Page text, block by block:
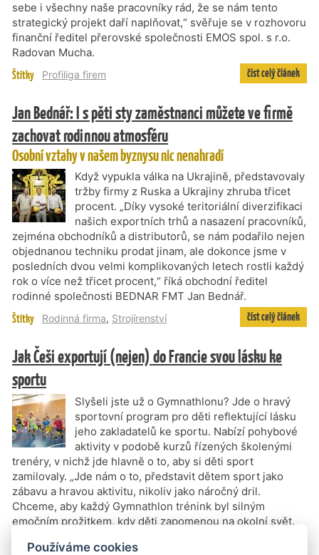
sebe i všechny naše pracovníky rád, že se nám tento
strategický projekt daří naplňovat,“ svěřuje se v rozhovoru
finanční ředitel přerovské společnosti EMOS spol. s r.o.
Radovan Mucha.
Štítky Profiliga firem číst celý článek
Jan Bednář: I s pěti sty zaměstnanci můžete ve firmě
zachovat rodinnou atmosféru
Osobní vztahy v našem byznysu nic nenahradí
Když vypukla válka na Ukrajině, představovaly
tržby firmy z Ruska a Ukrajiny zhruba třicet
procent. „Díky vysoké teritoriální diverzifikaci
našich exportních trhů a nasazení pracovníků,
zejména obchodníků a distributorů, se nám podařilo nejen
objednanou techniku prodat jinam, ale dokonce jsme v
posledních dvou velmi komplikovaných letech rostli každý
rok o více než třicet procent,“ říká obchodní ředitel
rodinné společnosti BEDNAR FMT Jan Bednář.
Štítky Rodinná firma, Strojírenství číst celý článek
Jak Češi exportují (nejen) do Francie svou lásku ke
sportu
Slyšeli jste už o Gymnathlonu? Jde o hravý
sportovní program pro děti reflektující lásku
jeho zakladatelů ke sportu. Nabízí pohybové
aktivity v podobě kurzů řízených školenými
trenéry, v nichž jde hlavně o to, aby si děti sport
zamilovaly. „Jde nám o to, představit dětem sport jako
zábavu a hravou aktivitu, nikoliv jako náročný dril.
Chceme, aby každý Gymnathlon trénink byl silným
emočním prožitkem, kdy děti zapomenou na okolní svět.
Chceme, aby Gymnathlon byl jedním z prvních krůčků na
Používáme cookies